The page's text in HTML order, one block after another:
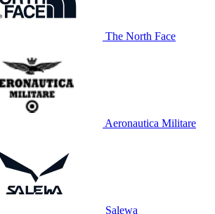
The North Face
Aeronautica Militare
Salewa